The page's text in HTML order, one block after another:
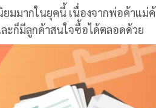
มมากในยุคนี้ เนื่องจากพ่อค้าแม่
ละก็มีลูกค้าสนใจซื้อได้ตลอดด้วย